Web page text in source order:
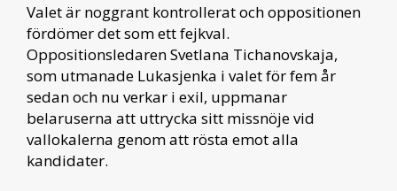
Valet är noggrant kontrollerat och oppositionen
fördömer det som ett fejkval.
Oppositionsledaren Svetlana Tichanovskaja,
som utmanade Lukasjenka i valet för fem år
sedan och nu verkar i exil, uppmanar
belaruserna att uttrycka sitt missnöje vid
vallokalerna genom att rösta emot alla
kandidater.